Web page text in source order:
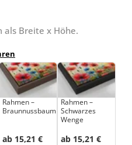
als Breite x Höhe.
Rahmen –
Braunnussbaum
ab 15,21 €
Rahmen –
Schwarzes
Wenge
ab 15,21 €